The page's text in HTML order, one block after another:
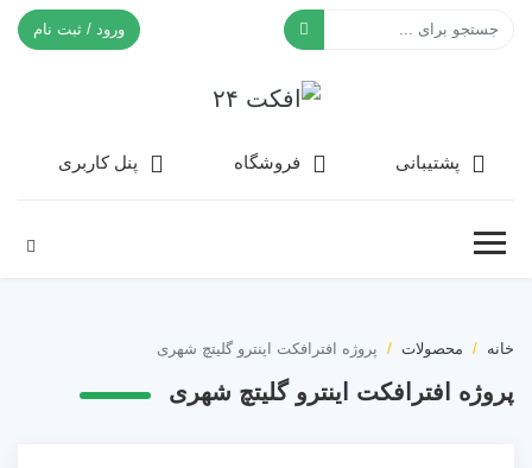
ورود / ثبت نام
پشتیبانی فروشگاه پنل کاربری
خانه محصولات پروژه افترافکت اینترو گلیتچ شهری
پروژه افترافکت اینترو گلیتچ شهری